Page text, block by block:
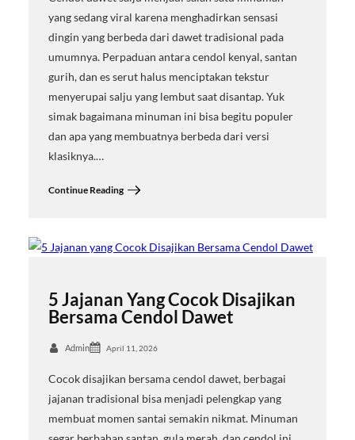
yang sedang viral karena menghadirkan sensasi
dingin yang berbeda dari dawet tradisional pada
umumnya. Perpaduan antara cendol kenyal, santan
gurih, dan es serut halus menciptakan tekstur
menyerupai salju yang lembut saat disantap. Yuk
simak bagaimana minuman ini bisa begitu populer
dan apa yang membuatnya berbeda dari versi
klasiknya.…
Continue Reading
5 Jajanan Yang Cocok Disajikan
Bersama Cendol Dawet
Admin April 11, 2026
Cocok disajikan bersama cendol dawet, berbagai
jajanan tradisional bisa menjadi pelengkap yang
membuat momen santai semakin nikmat. Minuman